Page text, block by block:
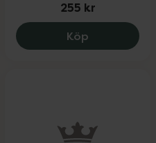
Skin Cleanser, 169 kr.
255 kr
Köp MARIA